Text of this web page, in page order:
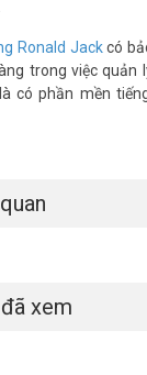
máy
3000 (1:N), 3,000
IP, USB Host
tự động, Truy vấn
hè, Từ điển T9,
Ronald Jackcó
trong việc quản
có phần mền
xem